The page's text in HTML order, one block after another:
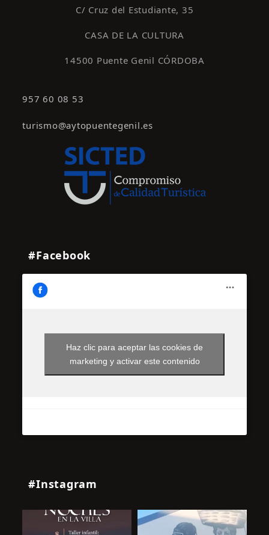
C/ Cruz del Estudiante, 35
CASA DE LA CULTURA
14500 Puente Genil CÓRDOBA
957 60 08 53
turismo@aytopuentegenil.es
#Facebook
Haz clic para aceptar las cookies de
marketing y activar este contenido
#Instagram